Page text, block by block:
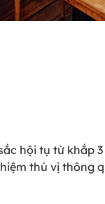
hội tụ từ khắp
thú vị thông